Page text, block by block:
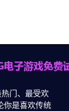
门、最受欢
你是喜欢传统